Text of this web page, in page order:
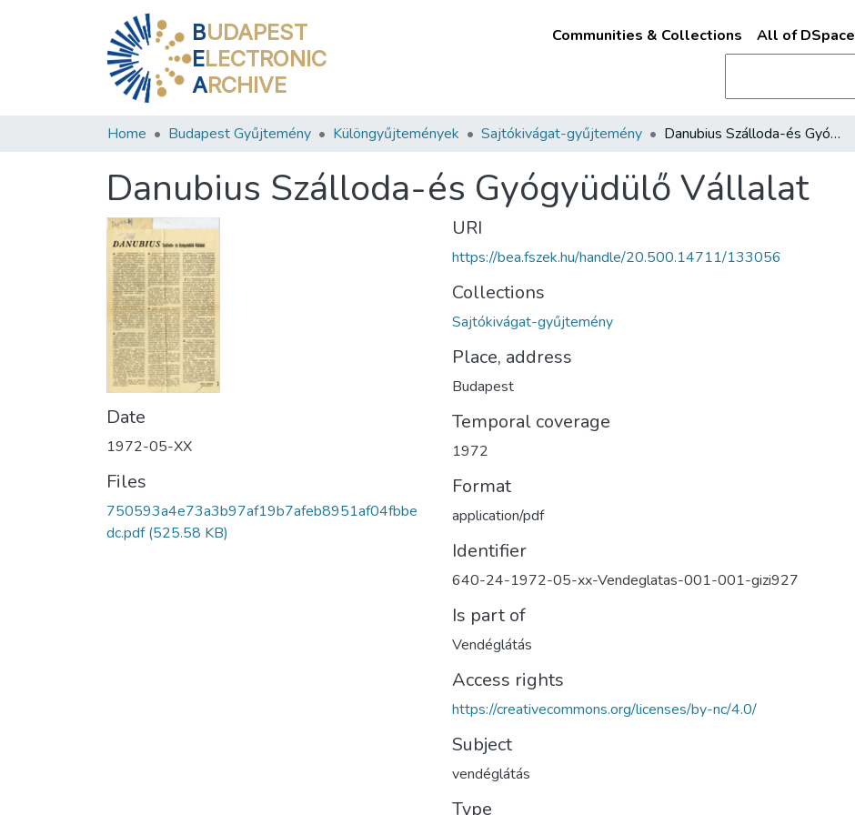
BUDAPEST
ELECTRONIC
ARCHIVE
Communities & Collections All of DSpace
Home Budapest Gyűjtemény Különgyűjtemények Sajtókivágat-gyűjtemény Danubius Szálloda-és Gyógyüdülő Vállalat
Danubius Szálloda-és Gyógyüdülő Vállalat
Date
1972-05-XX
Files
750593a4e73a3b97af19b7afeb8951af04fbbe
dc.pdf(525.58 KB)
URI
https://bea.fszek.hu/handle/20.500.14711/133056
Collections
Sajtókivágat-gyűjtemény
Place, address
Budapest
Temporal coverage
1972
Format
application/pdf
Identifier
640-24-1972-05-xx-Vendeglatas-001-001-gizi927
Is part of
Vendéglátás
Access rights
https://creativecommons.org/licenses/by-nc/4.0/
Subject
vendéglátás
Type